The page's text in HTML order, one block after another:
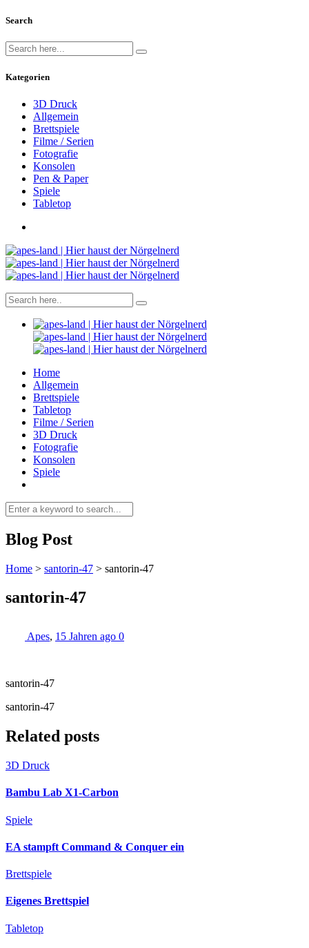
Search
Kategorien
3D Druck
Allgemein
Brettspiele
Filme / Serien
Fotografie
Konsolen
Pen & Paper
Spiele
Tabletop
Home
Allgemein
Brettspiele
Tabletop
Filme / Serien
3D Druck
Fotografie
Konsolen
Spiele
Blog Post
Home > santorin-47 > santorin-47
santorin-47
Apes, 15 Jahren ago 0
santorin-47
santorin-47
Related posts
3D Druck
Bambu Lab X1-Carbon
Spiele
EA stampft Command & Conquer ein
Brettspiele
Eigenes Brettspiel
Tabletop